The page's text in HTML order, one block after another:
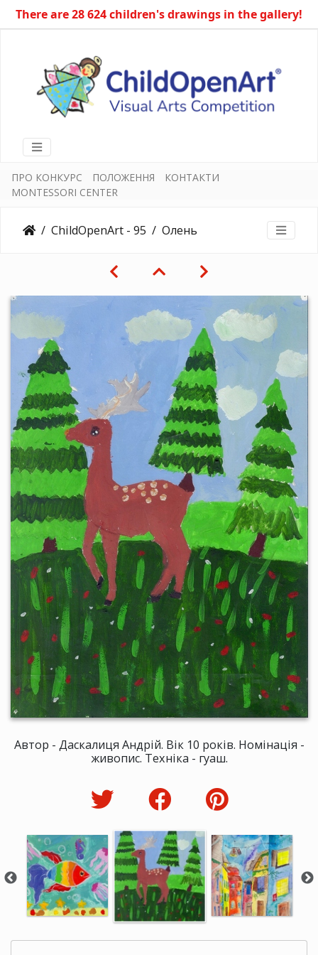
There are 28 624 children's drawings in the gallery!
ПРО КОНКУРС ПОЛОЖЕННЯ
КОНТАКТИ
MONTESSORI CENTER
ChildOpenArt - 95 Олень
Автор - Даскалиця Андрій. Вік 10 років. Номінація -
живопис. Техніка - гуаш.